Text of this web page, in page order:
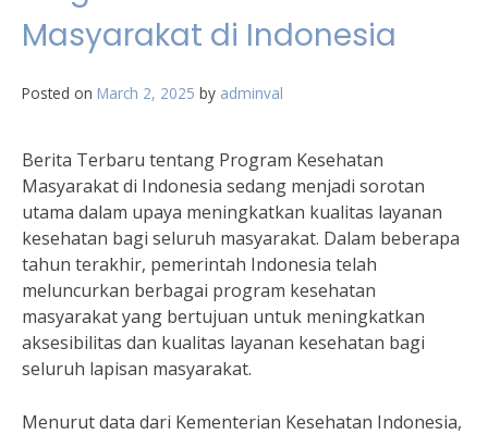
Masyarakat di Indonesia
Posted on March 2, 2025 by adminval
Berita Terbaru tentang Program Kesehatan
Masyarakat di Indonesia sedang menjadi sorotan
utama dalam upaya meningkatkan kualitas layanan
kesehatan bagi seluruh masyarakat. Dalam beberapa
tahun terakhir, pemerintah Indonesia telah
meluncurkan berbagai program kesehatan
masyarakat yang bertujuan untuk meningkatkan
aksesibilitas dan kualitas layanan kesehatan bagi
seluruh lapisan masyarakat.
Menurut data dari Kementerian Kesehatan Indonesia,